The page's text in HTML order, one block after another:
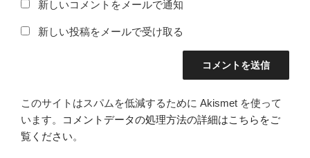
新しいコメントをメールで通知
新しい投稿をメールで受け取る
このサイトはスパムを低減するために Akismet を使って
います。
コメントデータの処理方法の詳細はこちらをご
覧ください。